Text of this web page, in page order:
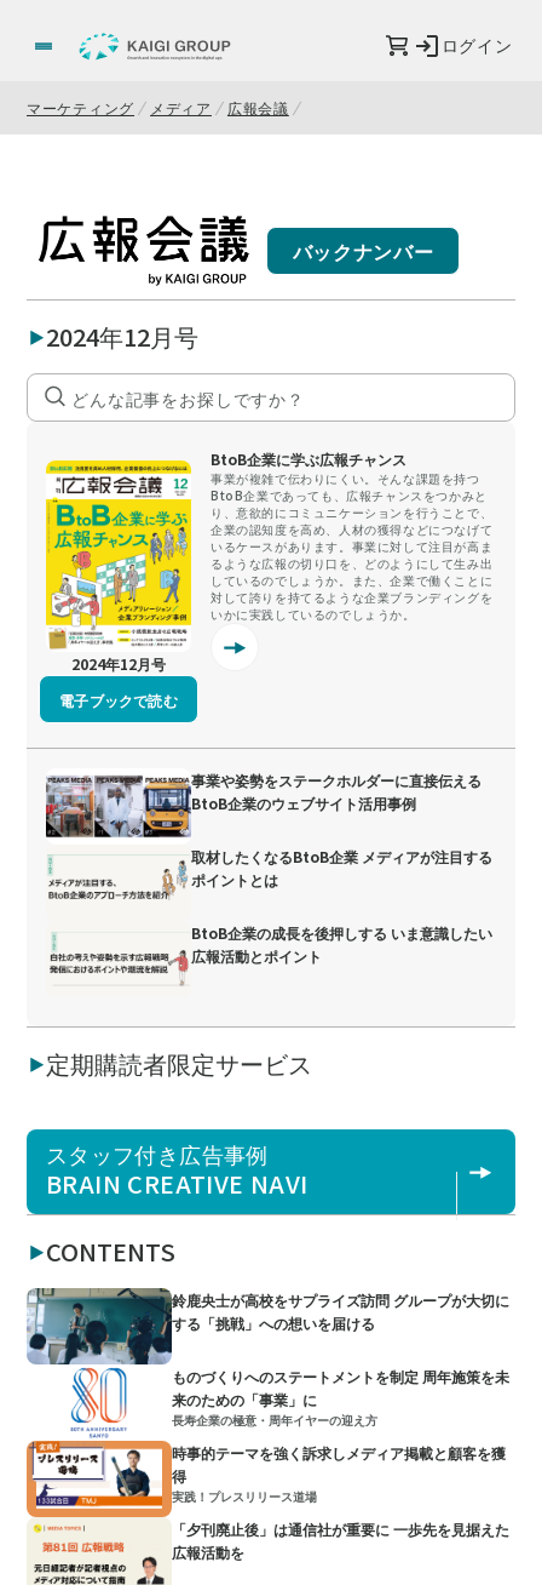
ログイン
マーケティング メディア 広報会議
バックナンバー
2024年12月号
2024年12月号
電子ブックで読む
BtoB企業に学ぶ広報チャンス
事業が複雑で伝わりにくい。そんな課題を持つ
BtoB企業であっても、広報チャンスをつかみと
り、意欲的にコミュニケーションを行うことで、
企業の認知度を高め、人材の獲得などにつなげて
いるケースがあります。事業に対して注目が高ま
るような広報の切り口を、どのようにして生み出
しているのでしょうか。また、企業で働くことに
対して誇りを持てるような企業ブランディングを
いかに実践しているのでしょうか。
事業や姿勢をステークホルダーに直接伝える
BtoB企業のウェブサイト活用事例
取材したくなるBtoB企業 メディアが注目する
ポイントとは
BtoB企業の成長を後押しする いま意識したい
広報活動とポイント
定期購読者限定サービス
スタッフ付き広告事例
BRAIN CREATIVE NAVI
CONTENTS
鈴鹿央士が高校をサプライズ訪問 グループが大切に
する「挑戦」への想いを届ける
ものづくりへのステートメントを制定 周年施策を未
来のための「事業」に
長寿企業の極意・周年イヤーの迎え方
時事的テーマを強く訴求しメディア掲載と顧客を獲
得
実践！プレスリリース道場
「夕刊廃止後」は通信社が重要に 一歩先を見据えた
広報活動を